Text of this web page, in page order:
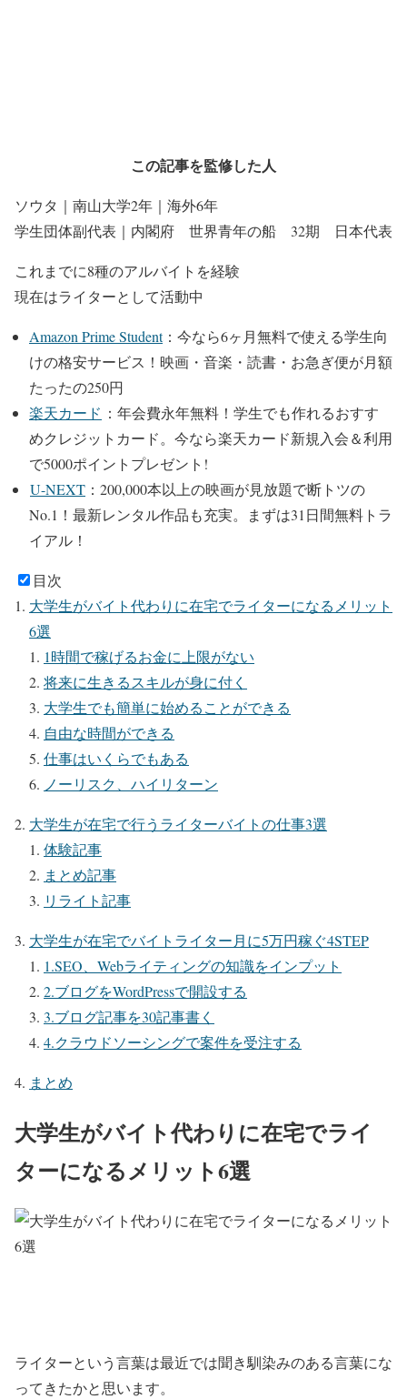
この記事を監修した人
ソウタ｜南山大学2年｜海外6年
学生団体副代表｜内閣府 世界青年の船 32期 日本代表
これまでに8種のアルバイトを経験
現在はライターとして活動中
Amazon Prime Student：今なら6ヶ月無料で使える学生向
けの格安サービス！ 映画・音楽・読書・お急ぎ便が月額
たったの250円
楽天カード ：年会費永年無料！学生でも作れるおすす
めクレジットカード。 今なら楽天カード新規入会＆利用
で5000ポイントプレゼント!
U-NEXT ：200,000本以上の映画が⾒放題で断トツの
No.1！最新レンタル作品も充実。
まずは31日間無料トラ
イアル！
目次
大学生がバイト代わりに在宅でライターになるメリット
6選
1時間で稼げるお金に上限がない
将来に生きるスキルが身に付く
大学生でも簡単に始めることができる
自由な時間ができる
仕事はいくらでもある
ノーリスク、ハイリターン
大学生が在宅で行うライターバイトの仕事3選
体験記事
まとめ記事
リライト記事
大学生が在宅でバイトライター月に5万円稼ぐ4STEP
1.SEO、Webライティングの知識をインプット
2.ブログをWordPressで開設する
3.ブログ記事を30記事書く
4.クラウドソーシングで案件を受注する
まとめ
大学生がバイト代わりに在宅でライ
ターになるメリット6選
ライターという言葉は最近では聞き馴染みのある言葉にな
ってきたかと思います。